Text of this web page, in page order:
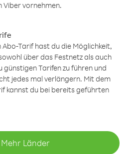
Viber vornehmen.
Tarif hast du die Möglichkeit,
über das Festnetz als auch
günstigen Tarifen zu führen und
jedes mal verlängern. Mit dem
kannst du bei bereits geführten
Mehr Länder